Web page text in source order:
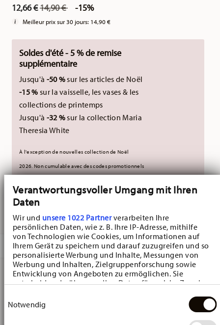
Verantwortungsvoller Umgang mit Ihren
Daten
Wir und unsere 1022 Partnerverarbeiten Ihre
persönlichen Daten, wie z. B. Ihre IP-Adresse, mithilfe
von Technologien wie Cookies, um Informationen auf
Ihrem Gerät zu speichern und darauf zuzugreifen und so
personalisierte Werbung und Inhalte, Messungen von
Werbung und Inhalten, Zielgruppenforschung sowie
Entwicklung von Angeboten zu ermöglichen. Sie
entscheiden darüber, wer Ihre Daten für welche Zwecke
Cookie-Erklärung oder durch Klicken auf das Privacy
Trigger Symbol ändern oder widerrufen
Notwendig
12,66 €Price reduced from
14,90 €to -15%
Meilleur prix sur 30 jours: 14,90 €
Soldes d'été - 5 % de remise
supplémentaire
Jusqu'à -50 %sur les articles de Noël
-15 % sur la vaisselle, les vases & les
collections de printemps
Jusqu'à -32 %sur la collection Maria
Theresia White
À l'exception de nouvelles collection de Noël
2026.Non cumulable avec des codes promotionnels
LIVRÉ EN 5-7 JOURS OUVRABLES
DESCRIPTION
Hutschenreuther Frühlingsgrüsse Narzisse weiss
Miniature heart - Coeur - Ø 4,7 cm - h 5,4 cm, Porcelaine